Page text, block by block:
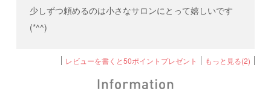
少しずつ頼めるのは小さなサロンにとって嬉しいです
(*^^)
レビューを書くと50ポイントプレゼント もっと見る(2)